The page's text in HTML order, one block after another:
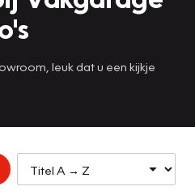
leuk dat u een kijkje